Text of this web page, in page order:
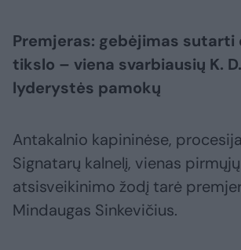
Premjeras: gebėjimas sutarti
tikslo – viena svarbiausių K.
lyderystės pamokų
Antakalnio kapininėse,
Signatarų kalnelį, vienas pirmųjų
atsisveikinimo žodį tarė
Mindaugas Sinkevičius.